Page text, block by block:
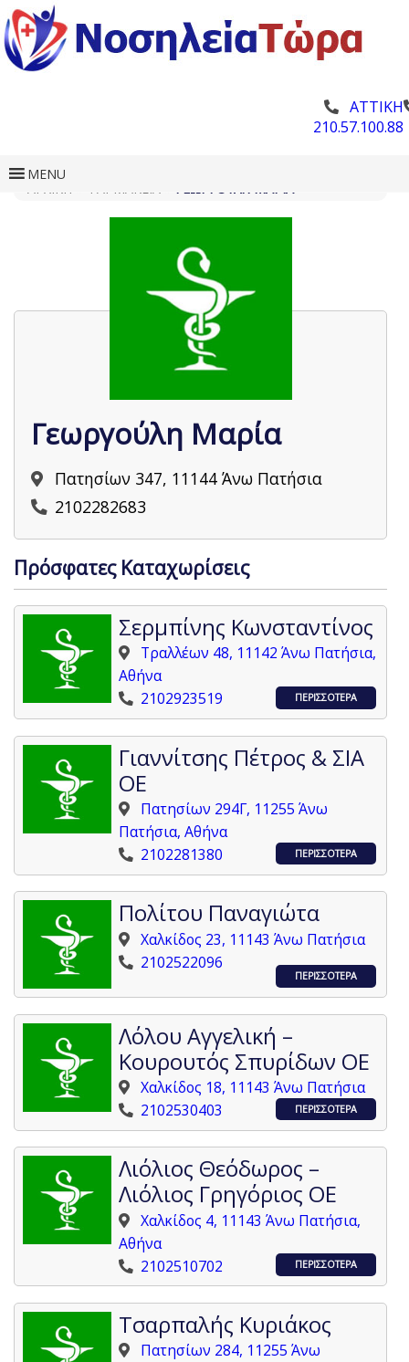
ΑΤΤΙΚΗ
210.57.100.88
MENU
Γεωργούλη Μαρία
Πατησίων 347, 11144 Άνω Πατήσια
2102282683
Πρόσφατες Καταχωρίσεις
Σερμπίνης Κωνσταντίνος
Τραλλέων 48, 11142 Άνω Πατήσια,
Αθήνα
2102923519
ΠΕΡΙΣΣΟΤΕΡΑ
Γιαννίτσης Πέτρος & ΣΙΑ
ΟΕ
Πατησίων 294Γ, 11255 Άνω
Πατήσια, Αθήνα
2102281380
ΠΕΡΙΣΣΟΤΕΡΑ
Πολίτου Παναγιώτα
Χαλκίδος 23, 11143 Άνω Πατήσια
2102522096
ΠΕΡΙΣΣΟΤΕΡΑ
Λόλου Αγγελική –
Κουρουτός Σπυρίδων ΟΕ
Χαλκίδος 18, 11143 Άνω Πατήσια
2102530403
ΠΕΡΙΣΣΟΤΕΡΑ
Λιόλιος Θεόδωρος –
Λιόλιος Γρηγόριος ΟΕ
Χαλκίδος 4, 11143 Άνω Πατήσια,
Αθήνα
2102510702
ΠΕΡΙΣΣΟΤΕΡΑ
Τσαρπαλής Κυριάκος
Πατησίων 284, 11255 Άνω